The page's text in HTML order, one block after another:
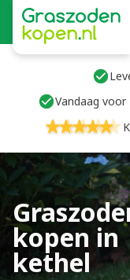
Vandaag voor
kopen in
kethel